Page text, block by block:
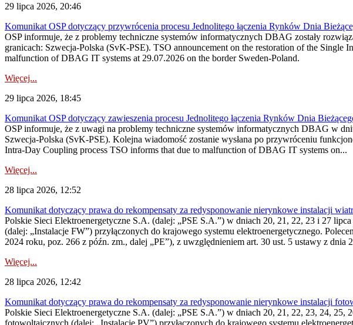
29 lipca 2026, 20:46
Komunikat OSP dotyczący przywrócenia procesu Jednolitego łączenia Rynków Dnia
OSP informuje, że z problemy techniczne systemów informatycznych DBAG zostały
granicach: Szwecja-Polska (SvK-PSE). TSO announcement on the restoration of the
malfunction of DBAG IT systems at 29.07.2026 on the border Sweden-Poland.
Więcej...
29 lipca 2026, 18:45
Komunikat OSP dotyczący zawieszenia procesu Jednolitego łączenia Rynków Dnia
OSP informuje, że z uwagi na problemy techniczne systemów informatycznych DBAG w
Szwecja-Polska (SvK-PSE). Kolejna wiadomość zostanie wysłana po przywróceniu
Intra-Day Coupling process TSO informs that due to malfunction of DBAG IT systems on...
Więcej...
28 lipca 2026, 12:52
Komunikat dotyczący prawa do rekompensaty za redysponowanie nierynkowe instalacji
Polskie Sieci Elektroenergetyczne S.A. (dalej: „PSE S.A.”) w dniach 20, 21, 22, 23 i 27
(dalej: „Instalacje FW”) przyłączonych do krajowego systemu elektroenergetycznego.
2024 roku, poz. 266 z późn. zm., dalej „PE”), z uwzględnieniem art. 30 ust. 5 ustawy z dnia
Więcej...
28 lipca 2026, 12:42
Komunikat dotyczący prawa do rekompensaty za redysponowanie nierynkowe instalacji
Polskie Sieci Elektroenergetyczne S.A. (dalej: „PSE S.A.”) w dniach 20, 21, 22, 23, 24,
fotowoltaicznych (dalej: „Instalacje PV”) przyłączonych do krajowego systemu